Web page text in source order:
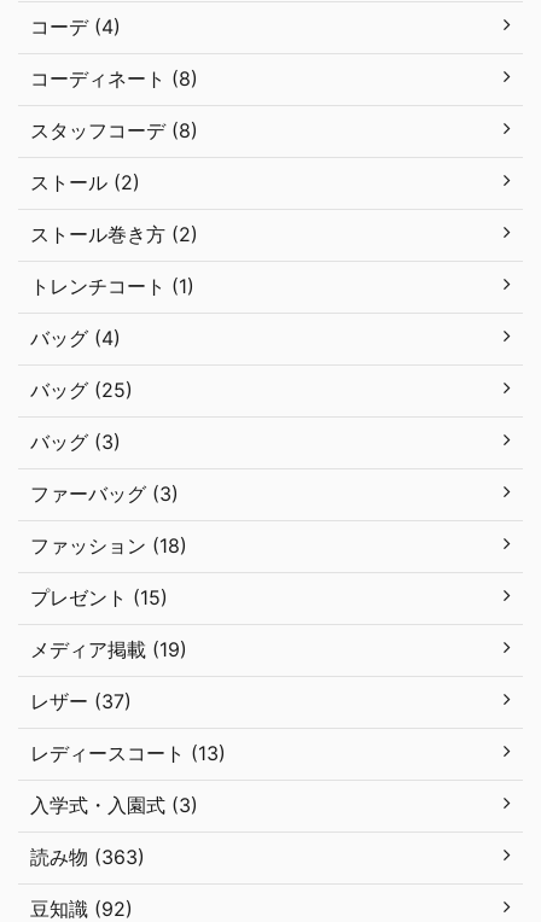
コーデ (4)
コーディネート (8)
スタッフコーデ (8)
ストール (2)
ストール巻き方 (2)
トレンチコート (1)
バッグ (4)
バッグ (25)
バッグ (3)
ファーバッグ (3)
ファッション (18)
プレゼント (15)
メディア掲載 (19)
レザー (37)
レディースコート (13)
入学式・入園式 (3)
読み物 (363)
豆知識 (92)